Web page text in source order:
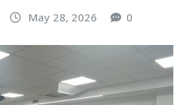
May 28, 2026 0